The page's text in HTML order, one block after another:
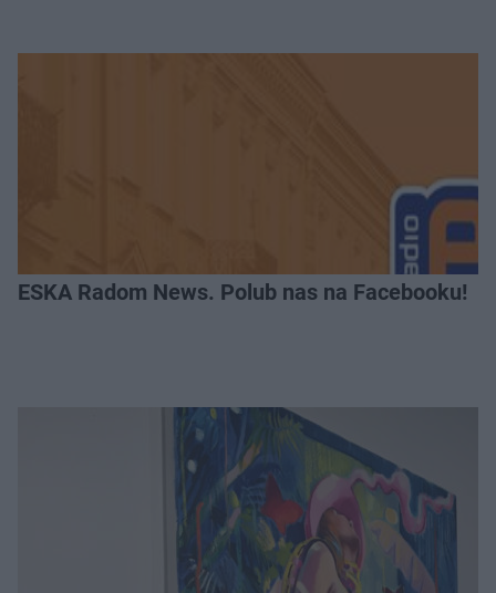
ESKA Radom News. Polub nas na Facebooku!